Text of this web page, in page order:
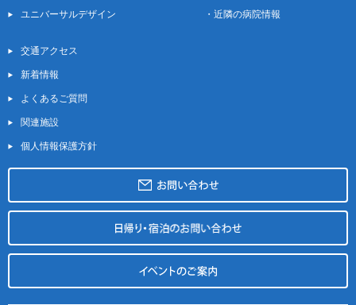
ユニバーサルデザイン ・近隣の病院情報
交通アクセス
新着情報
よくあるご質問
関連施設
個人情報保護方針